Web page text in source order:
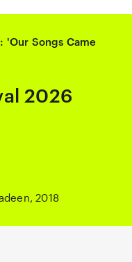
'Our Songs Came
2026
2018